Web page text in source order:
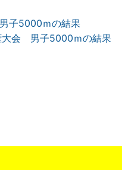
子5000ｍの結果
大会 男子5000ｍの結果